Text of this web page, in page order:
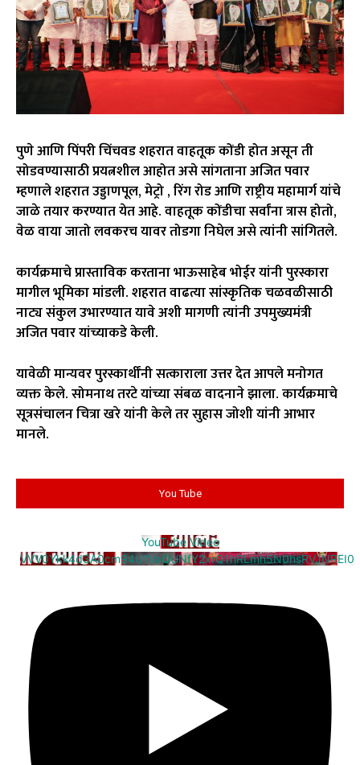
पुणे आणि पिंपरी चिंचवड शहरात वाहतूक कोंडी होत असून ती
सोडवण्यासाठी प्रयत्नशील आहोत असे सांगताना अजित पवार
म्हणाले शहरात उड्डाणपूल, मेट्रो , रिंग रोड आणि राष्ट्रीय महामार्ग यांचे
जाळे तयार करण्यात येत आहे. वाहतूक कोंडीचा सर्वांना त्रास होतो,
वेळ वाया जातो लवकरच यावर तोडगा निघेल असे त्यांनी सांगितले.
कार्यक्रमाचे प्रास्ताविक करताना भाऊसाहेब भोईर यांनी पुरस्कारा
मागील भूमिका मांडली. शहरात वाढत्या सांस्कृतिक चळवळीसाठी
नाट्य संकुल उभारण्यात यावे अशी मागणी त्यांनी उपमुख्यमंत्री
अजित पवार यांच्याकडे केली.
यावेळी मान्यवर पुरस्कार्थींनी सत्काराला उत्तर देत आपले मनोगत
व्यक्त केले. सोमनाथ तरटे यांच्या संबळ वादनाने झाला. कार्यक्रमाचे
सूत्रसंचालन चित्रा खरे यांनी केले तर सुहास जोशी यांनी आभार
मानले.
You Tube
YouTube Video
VVV0Ykk4d3A0cm94U1VaQUNfY2xrQ1hRLmh5N0hsRVJNREI0